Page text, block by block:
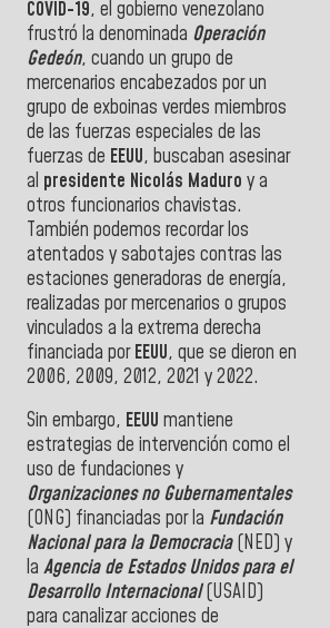
COVID-19, el gobierno venezolano
frustró la denominada Operación
Gedeón, cuando un grupo de
mercenarios encabezados por un
grupo de exboinas verdes miembros
de las fuerzas especiales de las
fuerzas de EEUU, buscaban asesinar
al presidente Nicolás Maduro y a
otros funcionarios chavistas.
También podemos recordar los
atentados y sabotajes contras las
estaciones generadoras de energía,
realizadas por mercenarios o grupos
vinculados a la extrema derecha
financiada porEEUU, que se dieron en
2006, 2009, 2012, 2021 y 2022.
Sin embargo, EEUU mantiene
estrategias de intervención como el
uso de fundaciones y
Organizaciones no Gubernamentales
(ONG) financiadas por la Fundación
Nacional para la Democracia(NED) y
la Agencia de Estados Unidos para el
Desarrollo Internacional(USAID)
para canalizar acciones de